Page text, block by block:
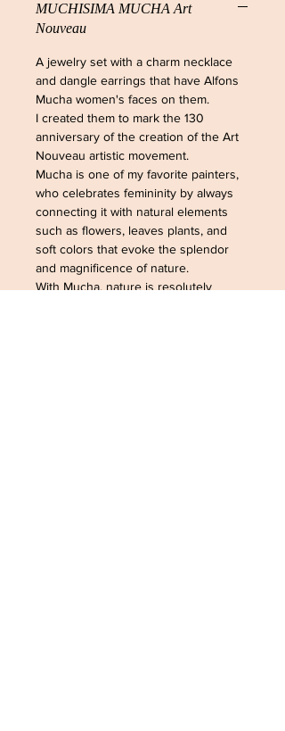
MUCHISIMA MUCHA Art
Nouveau
A jewelry set with a charm necklace
and dangle earrings that have Alfons
Mucha women's faces on them.
I created them to mark the 130
anniversary of the creation of the Art
Nouveau artistic movement.
Mucha is one of my favorite painters,
who celebrates femininity by always
connecting it with natural elements
such as flowers, leaves plants, and
soft colors that evoke the splendor
and magnificence of nature.
With Mucha, nature is resolutely